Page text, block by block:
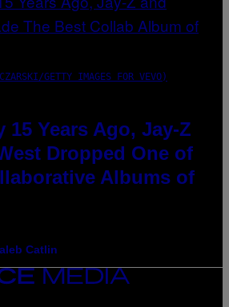
GETTY IMAGES FOR VEVO)
15 Years Ago, Jay-Z
Dropped One of
Albums of
Catlin